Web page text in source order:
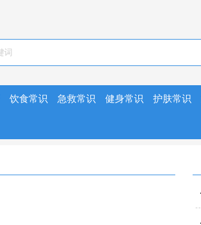
饮食常识 急救常识 健身常识 护肤常识